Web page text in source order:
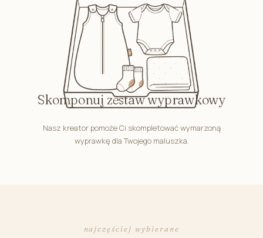
Skomponuj zestaw wyprawkowy
Nasz kreator pomoże Ci skompletować wymarzoną
wyprawkę dla Twojego maluszka.
najczęściej wybierane